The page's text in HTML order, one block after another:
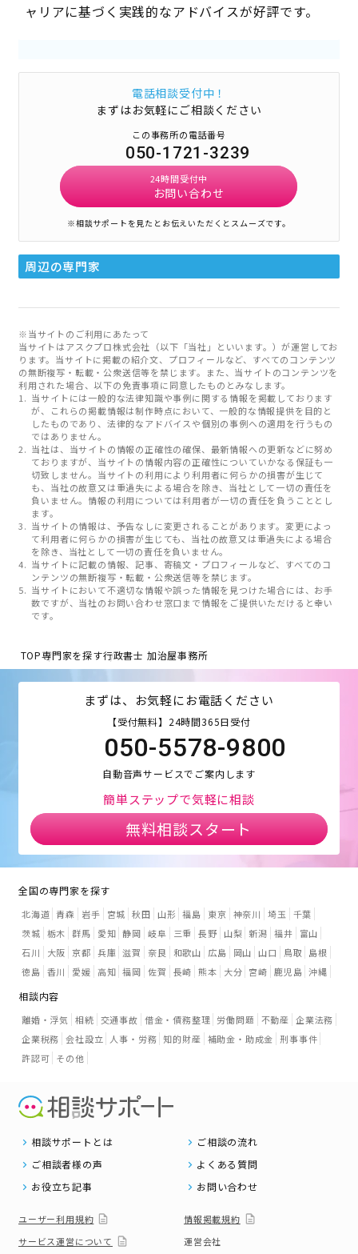
ャリアに基づく実践的なアドバイスが好評です。
電話相談受付中！
まずはお気軽にご相談ください
この事務所の電話番号
050-1721-3239
24時間受付中
お問い合わせ
※相談サポートを見たとお伝えいただくとスムーズです。
周辺の専門家
※当サイトのご利用にあたって
当サイトはアスクプロ株式会社（以下「当社」といいます。）が運営してお
ります。当サイトに掲載の紹介文、プロフィールなど、すべてのコンテンツ
の無断複写・転載・公衆送信等を禁じます。また、当サイトのコンテンツを
利用された場合、以下の免責事項に同意したものとみなします。
当サイトには一般的な法律知識や事例に関する情報を掲載しております
が、これらの掲載情報は制作時点において、一般的な情報提供を目的と
したものであり、法律的なアドバイスや個別の事例への適用を行うもの
ではありません。
当社は、当サイトの情報の正確性の確保、最新情報への更新などに努め
ておりますが、当サイトの情報内容の正確性についていかなる保証も一
切致しません。当サイトの利用により利用者に何らかの損害が生じて
も、当社の故意又は重過失による場合を除き、当社として一切の責任を
負いません。情報の利用については利用者が一切の責任を負うこととし
ます。
当サイトの情報は、予告なしに変更されることがあります。変更によっ
て利用者に何らかの損害が生じても、当社の故意又は重過失による場合
を除き、当社として一切の責任を負いません。
当サイトに記載の情報、記事、寄稿文・プロフィールなど、すべてのコ
ンテンツの無断複写・転載・公衆送信等を禁じます。
当サイトにおいて不適切な情報や誤った情報を見つけた場合には、お手
数ですが、当社のお問い合わせ窓口まで情報をご提供いただけると幸い
です。
TOP専門家を探す行政書士 加治屋事務所
まずは、お気軽にお電話ください
【受付無料】24時間365日受付
050-5578-9800
自動音声サービスでご案内します
簡単ステップで気軽に相談
無料相談スタート
全国の専門家を探す
北海道 青森 岩手 宮城 秋田 山形 福島 東京 神奈川 埼玉
千葉
茨城 栃木 群馬 愛知 静岡 岐阜 三重 長野 山梨 新潟 福井
富山
石川
大阪 京都 兵庫 滋賀 奈良 和歌山 広島 岡山 山口 鳥取
島根
徳島 香川 愛媛 高知 福岡 佐賀 長崎 熊本 大分 宮崎 鹿児島 沖縄
相談内容
離婚・浮気 相続 交通事故 借金・債務整理 労働問題 不動産 企業法務
企業税務 会社設立 人事・労務 知的財産 補助金・助成金 刑事事件
許認可 その他
相談サポートとは
ご相談の流れ
ご相談者様の声
よくある質問
お役立ち記事
お問い合わせ
ユーザー利用規約
情報掲載規約
サービス運営について
運営会社